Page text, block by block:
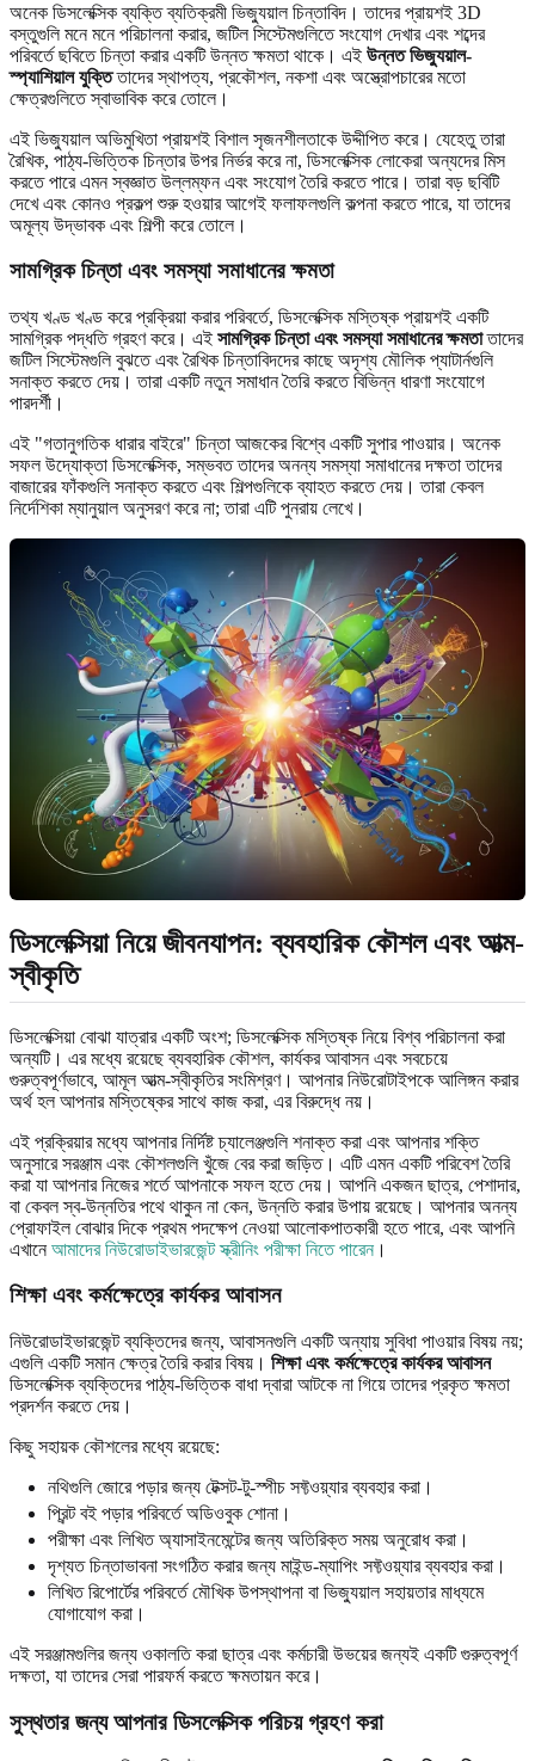
অনেক ডিসলেক্সিক ব্যক্তি ব্যতিক্রমী ভিজ্যুয়াল চিন্তাবিদ। তাদের প্রায়শই 3D
বস্তুগুলি মনে মনে পরিচালনা করার, জটিল সিস্টেমগুলিতে সংযোগ দেখার এবং শব্দের
পরিবর্তে ছবিতে চিন্তা করার একটি উন্নত ক্ষমতা থাকে। এই উন্নত ভিজ্যুয়াল-
স্প্যাশিয়াল যুক্তিতাদের স্থাপত্য, প্রকৌশল, নকশা এবং অস্ত্রোপচারের মতো
ক্ষেত্রগুলিতে স্বাভাবিক করে তোলে।
এই ভিজ্যুয়াল অভিমুখিতা প্রায়শই বিশাল সৃজনশীলতাকে উদ্দীপিত করে। যেহেতু তারা
রৈখিক, পাঠ্য-ভিত্তিক চিন্তার উপর নির্ভর করে না, ডিসলেক্সিক লোকেরা অন্যদের মিস
করতে পারে এমন স্বজ্ঞাত উল্লম্ফন এবং সংযোগ তৈরি করতে পারে। তারা বড় ছবিটি
দেখে এবং কোনও প্রকল্প শুরু হওয়ার আগেই ফলাফলগুলি কল্পনা করতে পারে, যা তাদের
অমূল্য উদ্ভাবক এবং শিল্পী করে তোলে।
সামগ্রিক চিন্তা এবং সমস্যা সমাধানের ক্ষমতা
তথ্য খণ্ড খণ্ড করে প্রক্রিয়া করার পরিবর্তে, ডিসলেক্সিক মস্তিষ্ক প্রায়শই একটি
সামগ্রিক পদ্ধতি গ্রহণ করে। এই সামগ্রিক চিন্তা এবং সমস্যা সমাধানের ক্ষমতাতাদের
জটিল সিস্টেমগুলি বুঝতে এবং রৈখিক চিন্তাবিদদের কাছে অদৃশ্য মৌলিক প্যাটার্নগুলি
সনাক্ত করতে দেয়। তারা একটি নতুন সমাধান তৈরি করতে বিভিন্ন ধারণা সংযোগে
পারদর্শী।
এই "গতানুগতিক ধারার বাইরে" চিন্তা আজকের বিশ্বে একটি সুপার পাওয়ার। অনেক
সফল উদ্যোক্তা ডিসলেক্সিক, সম্ভবত তাদের অনন্য সমস্যা সমাধানের দক্ষতা তাদের
বাজারের ফাঁকগুলি সনাক্ত করতে এবং শিল্পগুলিকে ব্যাহত করতে দেয়। তারা কেবল
নির্দেশিকা ম্যানুয়াল অনুসরণ করে না; তারা এটি পুনরায় লেখে।
ডিসলেক্সিয়া নিয়ে জীবনযাপন: ব্যবহারিক কৌশল এবং আত্ম-
স্বীকৃতি
ডিসলেক্সিয়া বোঝা যাত্রার একটি অংশ; ডিসলেক্সিক মস্তিষ্ক নিয়ে বিশ্ব পরিচালনা করা
অন্যটি। এর মধ্যে রয়েছে ব্যবহারিক কৌশল, কার্যকর আবাসন এবং সবচেয়ে
গুরুত্বপূর্ণভাবে, আমূল আত্ম-স্বীকৃতির সংমিশ্রণ। আপনার নিউরোটাইপকে আলিঙ্গন করার
অর্থ হল আপনার মস্তিষ্কের সাথে কাজ করা, এর বিরুদ্ধে নয়।
এই প্রক্রিয়ার মধ্যে আপনার নির্দিষ্ট চ্যালেঞ্জগুলি শনাক্ত করা এবং আপনার শক্তি
অনুসারে সরঞ্জাম এবং কৌশলগুলি খুঁজে বের করা জড়িত। এটি এমন একটি পরিবেশ তৈরি
করা যা আপনার নিজের শর্তে আপনাকে সফল হতে দেয়। আপনি একজন ছাত্র, পেশাদার,
বা কেবল স্ব-উন্নতির পথে থাকুন না কেন, উন্নতি করার উপায় রয়েছে। আপনার অনন্য
প্রোফাইল বোঝার দিকে প্রথম পদক্ষেপ নেওয়া আলোকপাতকারী হতে পারে, এবং আপনি
এখানেআমাদের নিউরোডাইভারজেন্ট স্ক্রীনিং পরীক্ষা নিতে পারেন ।
শিক্ষা এবং কর্মক্ষেত্রে কার্যকর আবাসন
নিউরোডাইভারজেন্ট ব্যক্তিদের জন্য, আবাসনগুলি একটি অন্যায় সুবিধা পাওয়ার বিষয় নয়;
এগুলি একটি সমান ক্ষেত্র তৈরি করার বিষয়। শিক্ষা এবং কর্মক্ষেত্রে কার্যকর আবাসন
ডিসলেক্সিক ব্যক্তিদের পাঠ্য-ভিত্তিক বাধা দ্বারা আটকে না গিয়ে তাদের প্রকৃত ক্ষমতা
প্রদর্শন করতে দেয়।
কিছু সহায়ক কৌশলের মধ্যে রয়েছে:
নথিগুলি জোরে পড়ার জন্য টেক্সট-টু-স্পীচ সফ্টওয়্যার ব্যবহার করা।
প্রিন্ট বই পড়ার পরিবর্তে অডিওবুক শোনা।
পরীক্ষা এবং লিখিত অ্যাসাইনমেন্টের জন্য অতিরিক্ত সময় অনুরোধ করা।
দৃশ্যত চিন্তাভাবনা সংগঠিত করার জন্য মাইন্ড-ম্যাপিং সফ্টওয়্যার ব্যবহার করা।
লিখিত রিপোর্টের পরিবর্তে মৌখিক উপস্থাপনা বা ভিজ্যুয়াল সহায়তার মাধ্যমে
যোগাযোগ করা।
এই সরঞ্জামগুলির জন্য ওকালতি করা ছাত্র এবং কর্মচারী উভয়ের জন্যই একটি গুরুত্বপূর্ণ
দক্ষতা, যা তাদের সেরা পারফর্ম করতে ক্ষমতায়ন করে।
সুস্থতার জন্য আপনার ডিসলেক্সিক পরিচয় গ্রহণ করা